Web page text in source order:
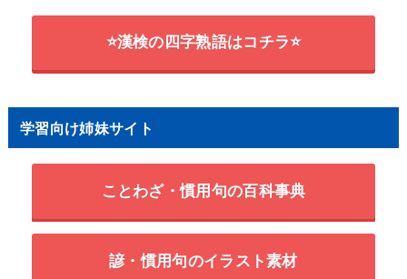
⭐漢検の四字熟語はコチラ⭐
学習向け姉妹サイト
ことわざ・慣用句の百科事典
諺・慣用句のイラスト素材